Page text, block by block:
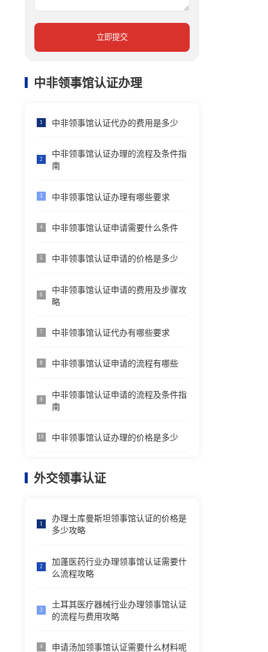
立即提交
中非领事馆认证办理
1 中非领事馆认证代办的费用是多少
2
中非领事馆认证办理的流程及条件指
南
3 中非领事馆认证办理有哪些要求
4 中非领事馆认证申请需要什么条件
5 中非领事馆认证申请的价格是多少
6
中非领事馆认证申请的费用及步骤攻
略
7 中非领事馆认证代办有哪些要求
8 中非领事馆认证申请的流程有哪些
9
中非领事馆认证申请的流程及条件指
南
10 中非领事馆认证办理的价格是多少
外交领事认证
1
办理土库曼斯坦领事馆认证的价格是
多少攻略
2
加蓬医药行业办理领事馆认证需要什
么流程攻略
3
土耳其医疗器械行业办理领事馆认证
的流程与费用攻略
4 申请汤加领事馆认证需要什么材料呢